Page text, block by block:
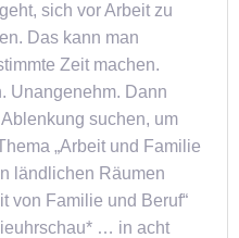
sich vor Arbeit zu
Das kann man
Zeit machen.
Unangenehm. Dann
suchen, um
„Arbeit und Familie
ländlichen Räumen
von Familie und Beruf“
… in acht